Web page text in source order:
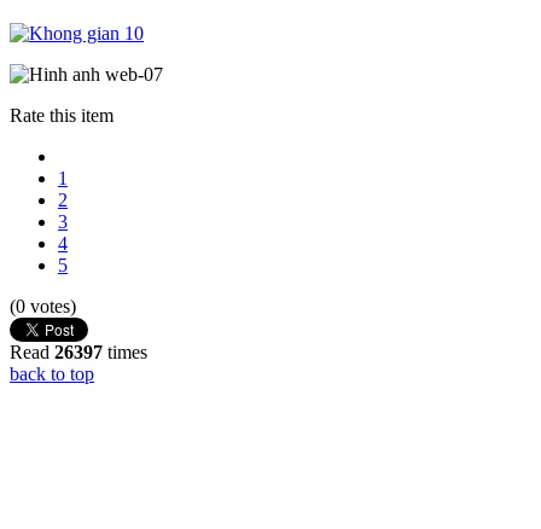
Rate this item
1
2
3
4
5
(0 votes)
Read 26397 times
back to top